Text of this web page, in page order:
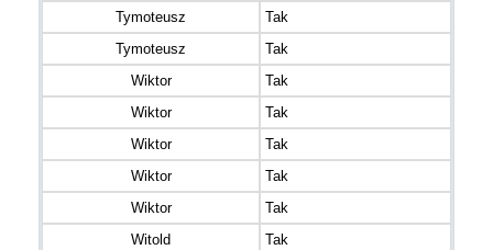
Tymoteusz
Tak
Tymoteusz
Tak
Wiktor
Tak
Wiktor
Tak
Wiktor
Tak
Wiktor
Tak
Wiktor
Tak
Witold
Tak